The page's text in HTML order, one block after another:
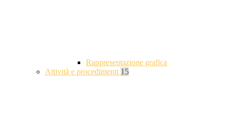
Rappresentazione grafica
Attività e procedimenti 15